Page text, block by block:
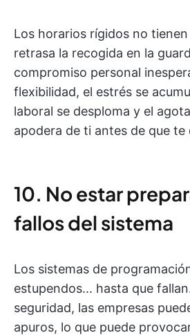
Los horarios rígidos no
retrasa la recogida en la
compromiso personal
flexibilidad, el estrés se
laboral se desploma y el
apodera de ti antes de que te
10. No estar
fallos del sistema
Los sistemas de
estupendos... hasta que
seguridad, las empresas
apuros, lo que puede